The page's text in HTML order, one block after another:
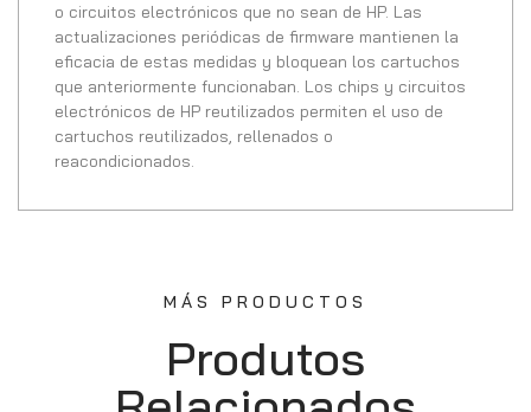
o circuitos electrónicos que no sean de HP. Las
actualizaciones periódicas de firmware mantienen la
eficacia de estas medidas y bloquean los cartuchos
que anteriormente funcionaban. Los chips y circuitos
electrónicos de HP reutilizados permiten el uso de
cartuchos reutilizados, rellenados o
reacondicionados.
MÁS PRODUCTOS
Produtos